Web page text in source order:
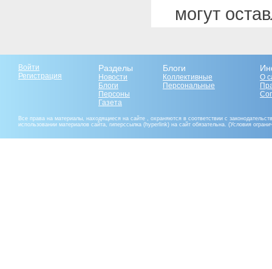
могут
Войти
Регистрация
Разделы
Новости
Блоги
Персоны
Газета
Блоги
Коллективные
Персональные
О
Все права на материалы, находящиеся на сайте , охраняются в соответствии с
использовании материалов сайта, гиперссылка (hyperlink) на сайт обязательна. (Условия